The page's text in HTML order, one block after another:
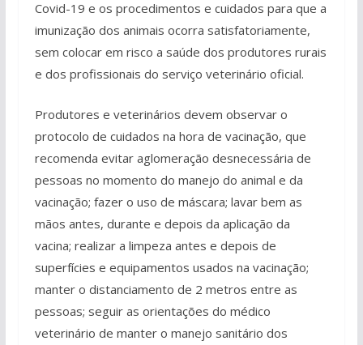
Covid-19 e os procedimentos e cuidados para que a
imunização dos animais ocorra satisfatoriamente,
sem colocar em risco a saúde dos produtores rurais
e dos profissionais do serviço veterinário oficial.
Produtores e veterinários devem observar o
protocolo de cuidados na hora de vacinação, que
recomenda evitar aglomeração desnecessária de
pessoas no momento do manejo do animal e da
vacinação; fazer o uso de máscara; lavar bem as
mãos antes, durante e depois da aplicação da
vacina; realizar a limpeza antes e depois de
superfícies e equipamentos usados na vacinação;
manter o distanciamento de 2 metros entre as
pessoas; seguir as orientações do médico
veterinário de manter o manejo sanitário dos